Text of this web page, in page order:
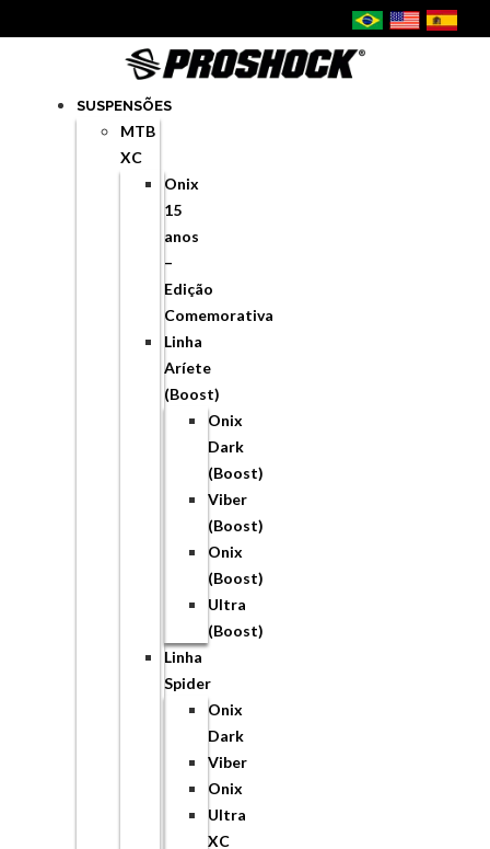
SUSPENSÕES
MTB
XC
Onix
15
anos
–
Edição
Comemorativa
Linha
Aríete
(Boost)
Onix
Dark
(Boost)
Viber
(Boost)
Onix
(Boost)
Ultra
(Boost)
Linha
Spider
Onix
Dark
Viber
Onix
Ultra
XC